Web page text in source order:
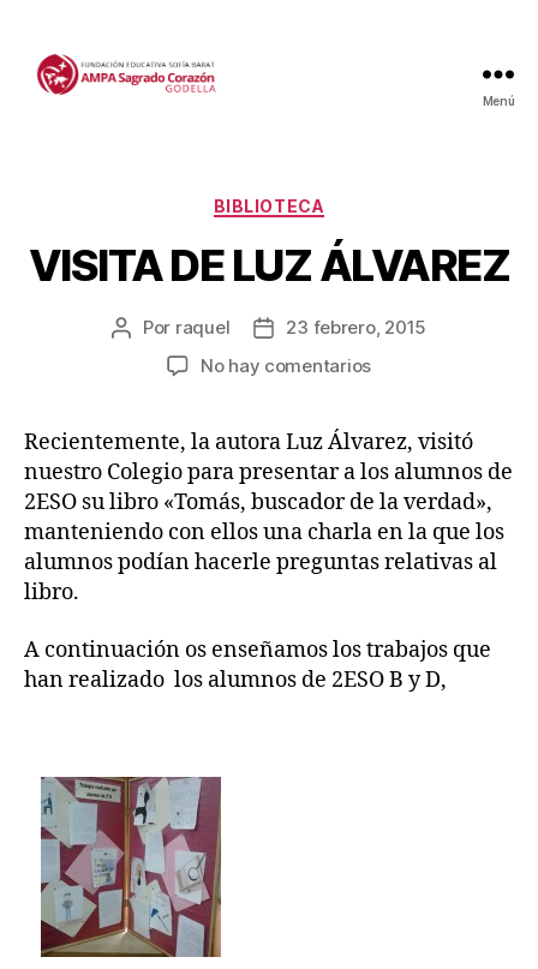
Menú
Categorías
BIBLIOTECA
VISITA DE LUZ ÁLVAREZ
Autor
Por raquel
Fecha23 febrero, 2015
No hay comentariosen
LUZ
ÁLVAREZ
Recientemente, la autora Luz Álvarez, visitó
nuestro Colegio para presentar a los alumnos de
2ESO su libro «Tomás, buscador de la verdad»,
manteniendo con ellos una charla en la que los
alumnos podían hacerle preguntas relativas al
libro.
A continuación os enseñamos los trabajos que
han realizado los alumnos de 2ESO B y D,